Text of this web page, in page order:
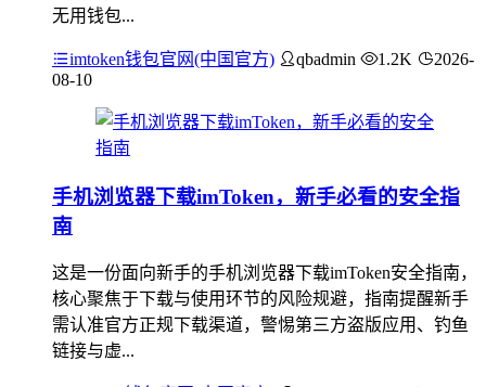
无用钱包...
imtoken钱包官网(中国官方) qbadmin 1.2K
2026-
08-10
手机浏览器下载imToken，新手必看的安全指
南
这是一份面向新手的手机浏览器下载imToken安全指南，
核心聚焦于下载与使用环节的风险规避，指南提醒新手
需认准官方正规下载渠道，警惕第三方盗版应用、钓鱼
链接与虚...